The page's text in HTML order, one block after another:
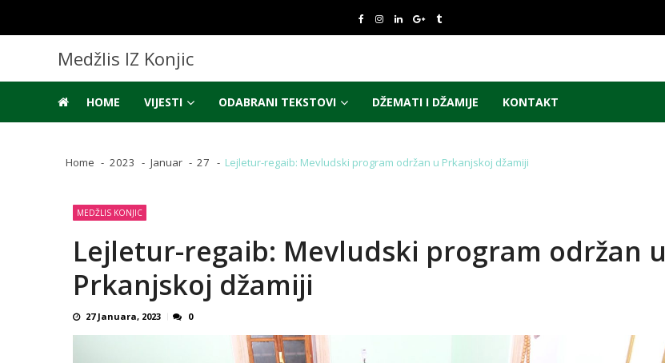
navigation
content
Medžlis IZ Konjic
HOME VIJESTI ODABRANI TEKSTOVI DŽEMATI I DŽAMIJE KONTAKT
Home 2023 Januar 27 Lejletur-regaib: Mevludski program održan u Prkanjskoj džamiji
MEDŽLIS KONJIC
Lejletur-regaib: Mevludski program održan u
Prkanjskoj džamiji
27 Januara, 2023 0